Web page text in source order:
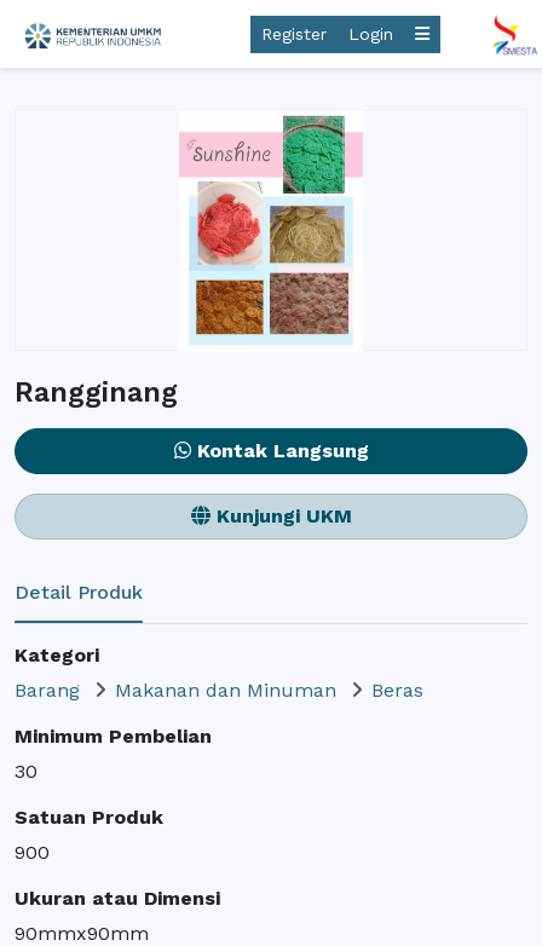
Register Login
Rangginang
Kontak Langsung
Kunjungi UKM
Detail Produk
Kategori
Barang
Makanan dan Minuman
Beras
Minimum Pembelian
30
Satuan Produk
900
Ukuran atau Dimensi
90mmx90mm